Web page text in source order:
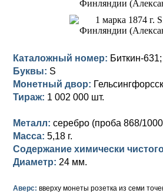
Германская оккупация
Для Финляндии
Памятные и донативные
Для Финляндии
Памятные и донативные
Медь
Для Финляндии
Памятные и донативные
Николай I (1825-1855)
Платина, золото
Серебро
Для Грузии
Русско-Польские
Для Польши
Александр I (1801-1825)
Золото
Серебро
Медь
Для Грузии
Для Польши
Павел I (1796-1801)
Серебро
Медь
Екатерина II (1762-1796)
Золото
Серебро
Медь
Петр III (1762)
Елизавета I (1741-1762)
Золото
Иоанн Антонович (1740-1741)
Каталожный номер: Биткин-
Буквы: S
Монетный двор:
Тираж: 1 002 000 шт.
Металл: серебро (проба 868/
Масса: 5,18 г.
Содержание химически
Диаметр: 24 мм.
Аверс: вверху монеты розетка из семи